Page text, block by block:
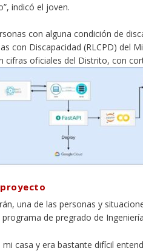
indicó el joven.
con alguna condición de
con Discapacidad (RLCPD) del
cifras oficiales del Distrito, con
proyecto
una de las personas y
programa de pregrado de
casa y era bastante difícil